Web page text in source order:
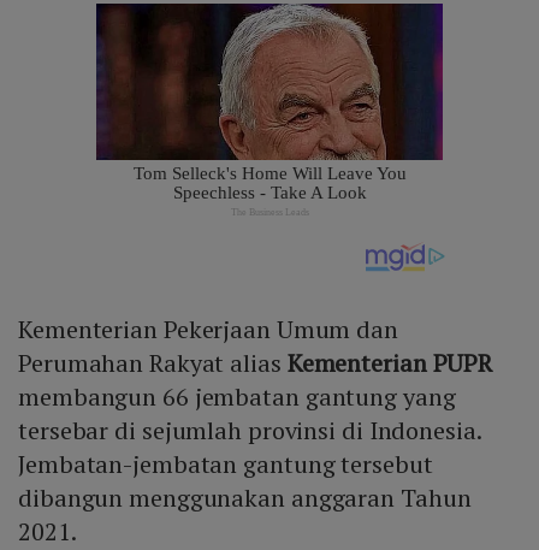
Kementerian Pekerjaan Umum dan
Perumahan Rakyat alias Kementerian PUPR
membangun 66 jembatan gantung yang
tersebar di sejumlah provinsi di Indonesia.
Jembatan-jembatan gantung tersebut
dibangun menggunakan anggaran Tahun
2021.